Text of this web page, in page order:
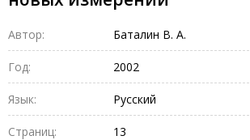
Автор: Баталин В. А.
Год: 2002
Язык: Русский
Страниц: 13